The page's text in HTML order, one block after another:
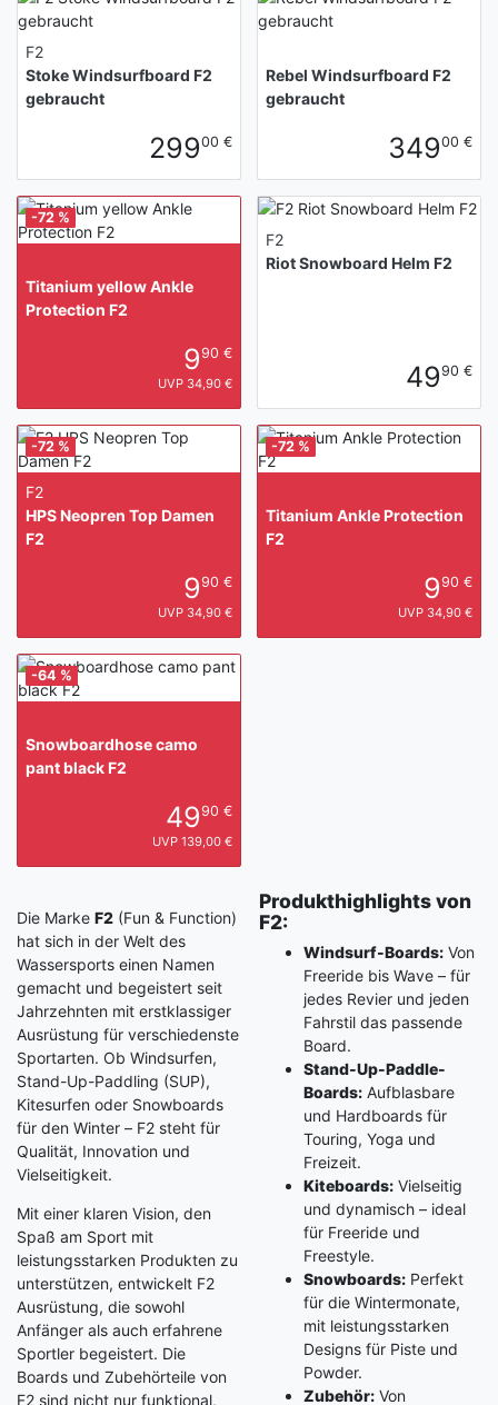
F2
Stoke Windsurfboard F2
gebraucht
29900 €
Rebel Windsurfboard F2
gebraucht
34900 €
Titanium yellow Ankle
Protection F2
990 €
UVP 34,90 €
-72 %
F2
Riot Snowboard Helm F2
4990 €
F2
HPS Neopren Top Damen
F2
990 €
UVP 34,90 €
-72 %
Titanium Ankle Protection
F2
990 €
UVP 34,90 €
-72 %
Snowboardhose camo
pant black F2
4990 €
UVP 139,00 €
-64 %
Die Marke F2 (Fun & Function)
hat sich in der Welt des
Wassersports einen Namen
gemacht und begeistert seit
Jahrzehnten mit erstklassiger
Ausrüstung für verschiedenste
Sportarten. Ob Windsurfen,
Stand-Up-Paddling (SUP),
Kitesurfen oder Snowboards
für den Winter – F2 steht für
Qualität, Innovation und
Vielseitigkeit.
Mit einer klaren Vision, den
Spaß am Sport mit
leistungsstarken Produkten zu
unterstützen, entwickelt F2
Ausrüstung, die sowohl
Anfänger als auch erfahrene
Sportler begeistert. Die
Boards und Zubehörteile von
F2 sind nicht nur funktional,
Produkthighlights von
F2:
Windsurf-Boards:Von
Freeride bis Wave – für
jedes Revier und jeden
Fahrstil das passende
Board.
Stand-Up-Paddle-
Boards:Aufblasbare
und Hardboards für
Touring, Yoga und
Freizeit.
Kiteboards:Vielseitig
und dynamisch – ideal
für Freeride und
Freestyle.
Snowboards:Perfekt
für die Wintermonate,
mit leistungsstarken
Designs für Piste und
Powder.
Zubehör:Von